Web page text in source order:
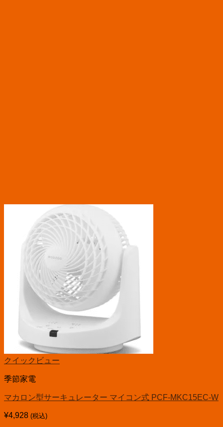
クイックビュー
季節家電
マカロン型サーキュレーター マイコン式 PCF-MKC15EC-W
¥4,928 (税込)